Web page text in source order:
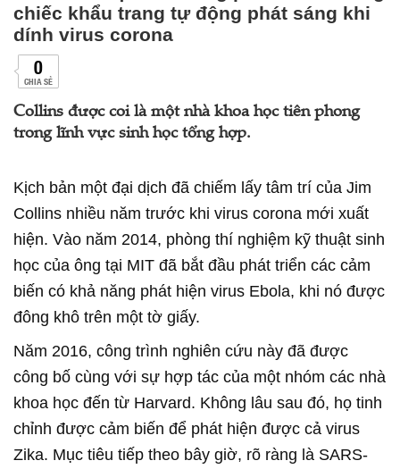
chiếc khẩu trang tự động phát sáng khi
dính virus corona
0
CHIA SẺ
Collins được coi là một nhà khoa học tiên phong
trong lĩnh vực sinh học tổng hợp.
Kịch bản một đại dịch đã chiếm lấy tâm trí của Jim
Collins nhiều năm trước khi virus corona mới xuất
hiện. Vào năm 2014, phòng thí nghiệm kỹ thuật sinh
học của ông tại MIT đã bắt đầu phát triển các cảm
biến có khả năng phát hiện virus Ebola, khi nó được
đông khô trên một tờ giấy.
Năm 2016, công trình nghiên cứu này đã được
công bố cùng với sự hợp tác của một nhóm các nhà
khoa học đến từ Harvard. Không lâu sau đó, họ tinh
chỉnh được cảm biến để phát hiện được cả virus
Zika. Mục tiêu tiếp theo bây giờ, rõ ràng là SARS-